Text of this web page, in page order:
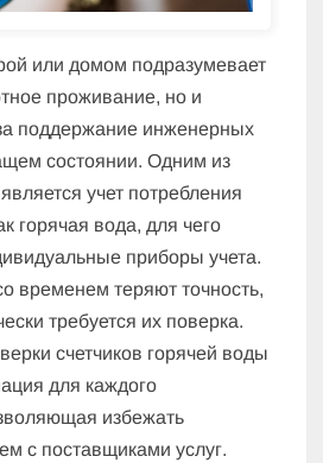
или домом подразумевает
проживание, но и
поддержание инженерных
состоянии. Одним из
учет потребления
горячая вода, для чего
приборы учета.
временем теряют точность,
требуется их поверка.
счетчиков горячей воды
для каждого
избежать
с поставщиками услуг.